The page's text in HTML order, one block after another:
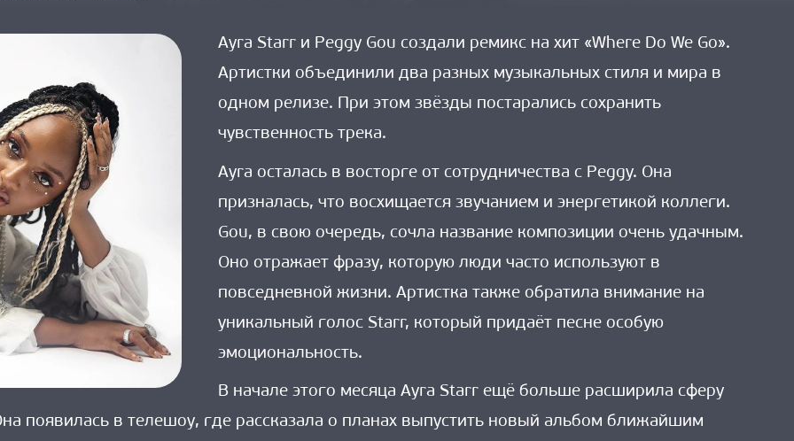
Ayra Starr и Peggy Gou создали ремикс на хит «Where Do We Go».
Артистки объединили два разных музыкальных стиля и мира в
одном релизе. При этом звёзды постарались сохранить
чувственность трека.
Ayra осталась в восторге от сотрудничества с Peggy. Она
призналась, что восхищается звучанием и энергетикой коллеги.
Gou, в свою очередь, сочла название композиции очень удачным.
Оно отражает фразу, которую люди часто используют в
повседневной жизни. Артистка также обратила внимание на
уникальный голос Starr, который придаёт песне особую
эмоциональность.
В начале этого месяца Ayra Starr ещё больше расширила сферу
появилась в телешоу, где рассказала о планах выпустить новый альбом ближайшим